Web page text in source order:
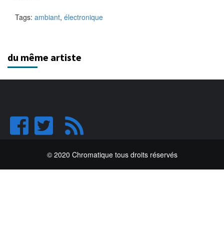
Tags: ambiant, électronique
du même artiste
© 2020 Chromatique tous droits réservés